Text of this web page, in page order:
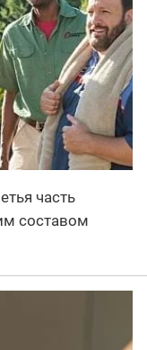
часть
составом